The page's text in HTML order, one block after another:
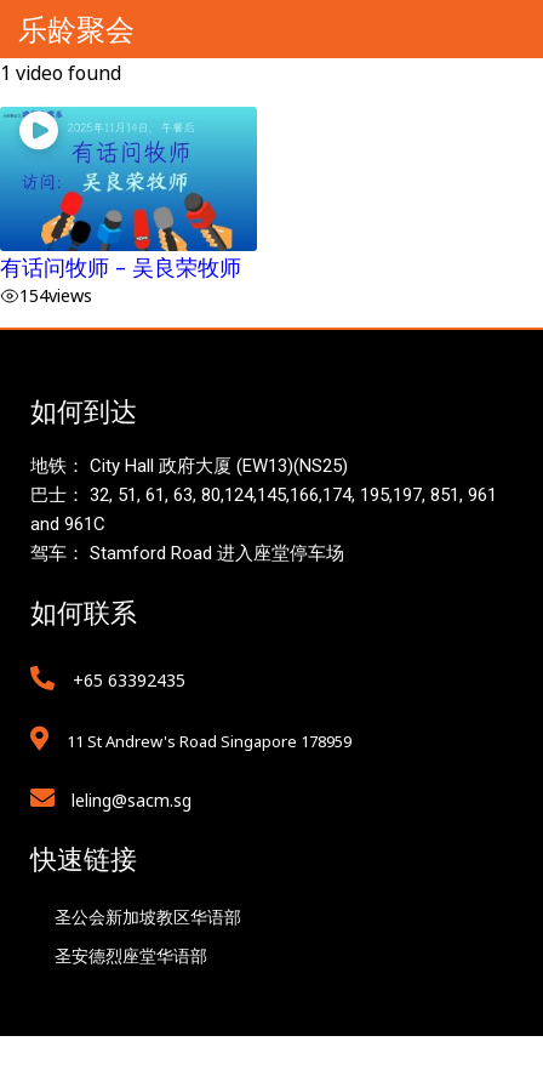
乐龄聚会
1 video found
有话问牧师 – 吴良荣牧师
154views
如何到达
地铁： City Hall 政府大厦 (EW13)(NS25)
巴士： 32, 51, 61, 63, 80,124,145,166,174, 195,197, 851, 961
and 961C
驾车： Stamford Road 进入座堂停车场
如何联系
+65 63392435
11 St Andrew's Road Singapore 178959
leling@sacm.sg
快速链接
圣公会新加坡教区华语部
圣安德烈座堂华语部